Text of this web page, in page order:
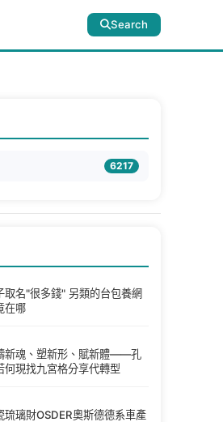
Search
6217
取名"很多錢" 另類的台包養網
在哪
新魂、塑新形、賦新體——孔
何現找九宮格分享代轉型
琉璃財OSDER奧斯德德系車產